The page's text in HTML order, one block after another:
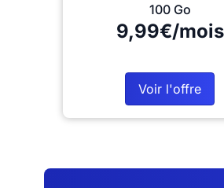
100 Go
9,99€/mois
Voir l'offre